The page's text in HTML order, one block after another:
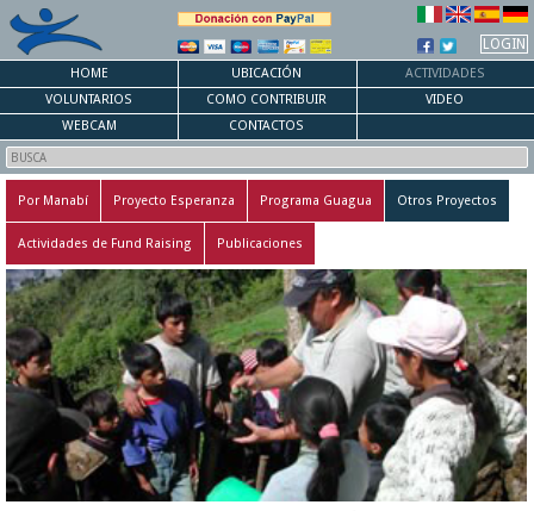
LOGIN
HOME UBICACIÓN
ACTIVIDADES
VOLUNTARIOS
COMO CONTRIBUIR
VIDEO
WEBCAM
CONTACTOS
Por Manabí Proyecto Esperanza Programa Guagua Otros Proyectos
Actividades de Fund Raising Publicaciones